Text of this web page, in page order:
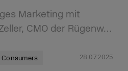
Marketing mit
CMO der Rügenw…
Consumers 28.07.2025